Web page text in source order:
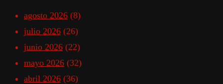
agosto 2026 (8)
julio 2026 (26)
junio 2026 (22)
mayo 2026 (32)
abril 2026 (36)